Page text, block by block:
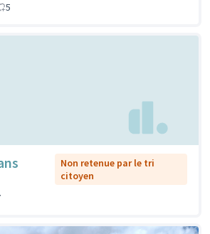
5
Non retenue par le tri
citoyen